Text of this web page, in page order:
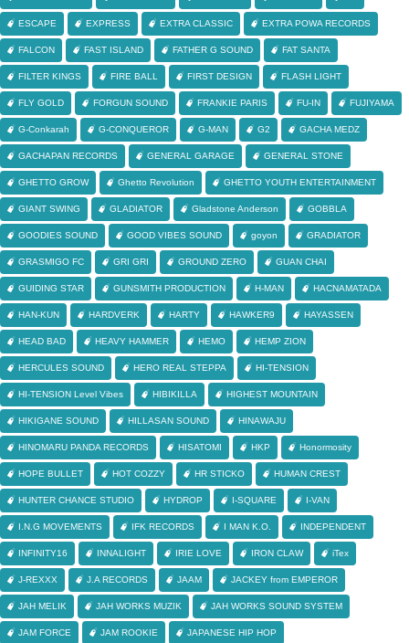
ESCAPE EXPRESS EXTRA CLASSIC EXTRA POWA RECORDS
FALCON FAST ISLAND FATHER G SOUND FAT SANTA
FILTER KINGS FIRE BALL FIRST DESIGN FLASH LIGHT
FLY GOLD FORGUN SOUND FRANKIE PARIS FU-IN FUJIYAMA
G-Conkarah G-CONQUEROR G-MAN G2 GACHA MEDZ
GACHAPAN RECORDS GENERAL GARAGE GENERAL STONE
GHETTO GROW Ghetto Revolution GHETTO YOUTH ENTERTAINMENT
GIANT SWING GLADIATOR Gladstone Anderson GOBBLA
GOODIES SOUND GOOD VIBES SOUND goyon GRADIATOR
GRASMIGO FC GRI GRI GROUND ZERO GUAN CHAI
GUIDING STAR GUNSMITH PRODUCTION H-MAN HACNAMATADA
HAN-KUN HARDVERK HARTY HAWKER9 HAYASSEN
HEAD BAD HEAVY HAMMER HEMO HEMP ZION
HERCULES SOUND HERO REAL STEPPA HI-TENSION
HI-TENSION Level Vibes HIBIKILLA HIGHEST MOUNTAIN
HIKIGANE SOUND HILLASAN SOUND HINAWAJU
HINOMARU PANDA RECORDS HISATOMI HKP Honormosity
HOPE BULLET HOT COZZY HR STICKO HUMAN CREST
HUNTER CHANCE STUDIO HYDROP I-SQUARE I-VAN
I.N.G MOVEMENTS IFK RECORDS I MAN K.O. INDEPENDENT
INFINITY16 INNALIGHT IRIE LOVE IRON CLAW iTex
J-REXXX J.A RECORDS JAAM JACKEY from EMPEROR
JAH MELIK JAH WORKS MUZIK JAH WORKS SOUND SYSTEM
JAM FORCE JAM ROOKIE JAPANESE HIP HOP